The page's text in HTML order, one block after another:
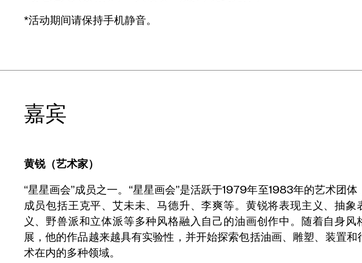
*活动期间请保持手机静音。
嘉宾
黄锐（艺术家）
“星星画会”成员之一。“星星画会”是活跃于1979年至1983年的艺术团体
成员包括王克平、艾未未、马德升、李爽等。黄锐将表现主义、抽象
义、野兽派和立体派等多种风格融入自己的油画创作中。随着自身风
展，他的作品越来越具有实验性，并开始探索包括油画、雕塑、装置和
术在内的多种领域。